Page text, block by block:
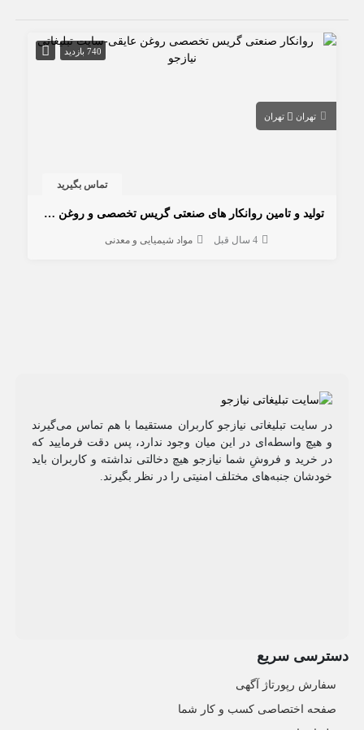
740 بازدید
تهران تهران
تماس بگیرید
تولید و تامین روانکار های صنعتی گریس تخصصی و روغن های عایقی
4 سال قبل مواد شیمیایی و معدنی
در سایت تبلیغاتی نیازجو کاربران مستقیما با هم تماس می‌گیرند
و هیچ واسطه‌ای در این میان وجود ندارد، پس دقت فرمایید که
در خرید و فروشِ شما نیازجو هیچ دخالتی نداشته و کاربران باید
خودشان جنبه‌های مختلف امنیتی را در نظر بگیرند.
دسترسی سریع
سفارش رپورتاژ آگهی
صفحه اختصاصی کسب و کار شما